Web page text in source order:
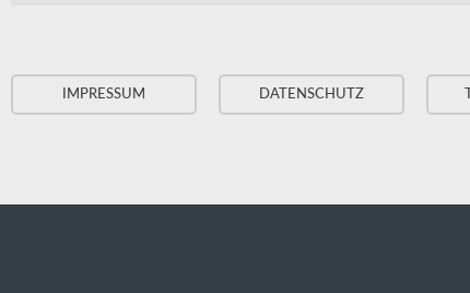
IMPRESSUM DATENSCHUTZ